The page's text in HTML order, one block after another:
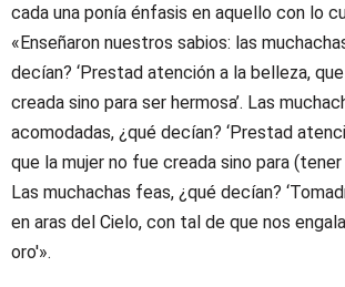
cada una ponía énfasis en aquello con lo
«Enseñaron nuestros sabios: las
decían? ‘Prestad atención a la belleza,
creada sino para ser hermosa’. Las
acomodadas, ¿qué decían? ‘Prestad
que la mujer no fue creada sino para (tener
Las muchachas feas, ¿qué decían?
en aras del Cielo, con tal de que nos
oro'».